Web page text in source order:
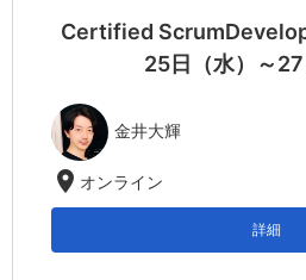
Certified
25日（水）～27
金井大輝
location_on オンライン
詳細